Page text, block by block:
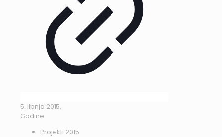
5. lipnja 2015.
Godine
Projekti 2015